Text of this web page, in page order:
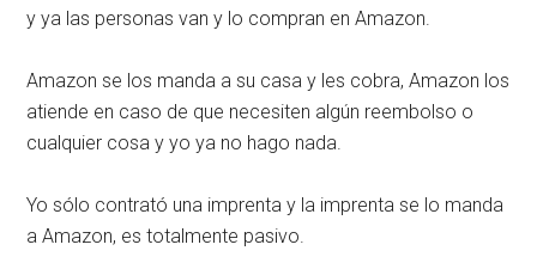
y ya las personas van y lo compran en Amazon.
Amazon se los manda a su casa y les cobra, Amazon los
atiende en caso de que necesiten algún reembolso o
cualquier cosa y yo ya no hago nada.
Yo sólo contrató una imprenta y la imprenta se lo manda
a Amazon, es totalmente pasivo.